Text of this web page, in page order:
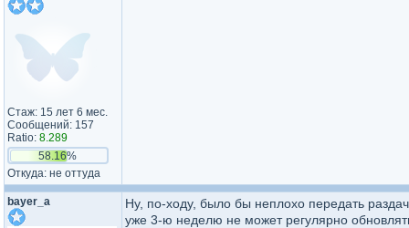
Стаж: 15 лет 6 мес.
Сообщений: 157
Ratio: 8.289
58.16%
Откуда: не оттуда
bayer_a
Ну, по-ходу, было бы неплохо передать
уже 3-ю неделю не может регулярно